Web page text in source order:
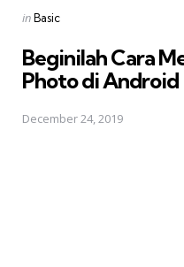
Posted
inBasic
Beginilah Cara
Photo di Android
December 24, 2019